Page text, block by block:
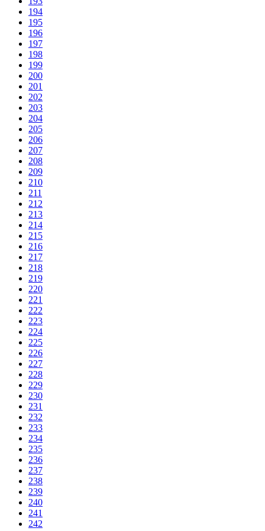
194
195
196
197
198
199
200
201
202
203
204
205
206
207
208
209
210
211
212
213
214
215
216
217
218
219
220
221
222
223
224
225
226
227
228
229
230
231
232
233
234
235
236
237
238
239
240
241
242